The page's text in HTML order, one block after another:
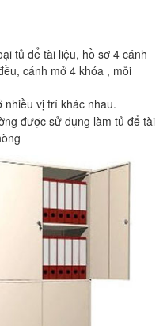
tủ để tài liệu, hồ sơ 4 cánh
cánh mở 4 khóa , mỗi
nhiều vị trí khác nhau.
được sử dụng làm tủ để tài